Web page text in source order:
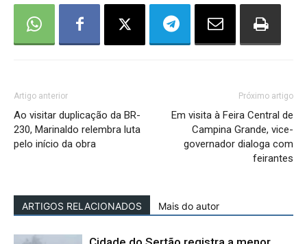
Artigo anterior
Ao visitar duplicação da BR-
230, Marinaldo relembra luta
pelo início da obra
Próximo artigo
Em visita à Feira Central de
Campina Grande, vice-
governador dialoga com
feirantes
ARTIGOS RELACIONADOS Mais do autor